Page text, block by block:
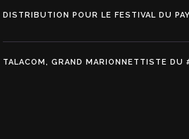
DISTRIBUTION POUR LE FESTIVAL DU
TALACOM, GRAND MARIONNETTISTE DU